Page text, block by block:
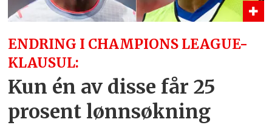
ENDRING I CHAMPIONS LEAGUE-
KLAUSUL:
Kun én av disse får 25
prosent lønnsøkning